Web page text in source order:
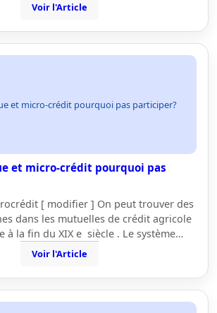
Voir l'Article
et micro-crédit pourquoi pas participer?
et micro-crédit pourquoi pas
[ modifier ] On peut trouver des
dans les mutuelles de crédit agricole
à la fin du XIX e siècle . Le système…
Voir l'Article